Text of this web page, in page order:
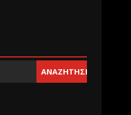
ΑΝΑΖΉΤΗΣΗ